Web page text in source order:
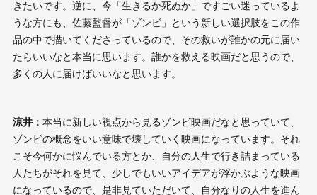
きたいです。逆に、今「生きるか死ぬか」ですごい迷っているよ
うな方にも、佐藤監督が「ゾンビ」という新しい選択肢をこの作
品の中で描いてくださっているので、その救いが誰かの元に届い
たらいいなと本当に思います。誰かを救える映画だと思うので、
多くの人に届けばいいなと思います。
涼井： 本当に新しい視点から見るゾンビ映画だなと思っていて、
ゾンビの概念をいい意味で壊していく映画になっています。それ
こそ今何かに悩んでいる方とか、自分の人生で行き詰まっている
人たちがそれを見て、少しでもいいアイデアが浮かぶような映画
になっているので、是非見ていただいて、自分なりの人生を進ん